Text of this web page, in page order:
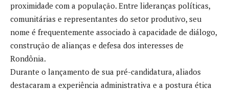
proximidade com a população. Entre lideranças políticas,
comunitárias e representantes do setor produtivo, seu
nome é frequentemente associado à capacidade de diálogo,
construção de alianças e defesa dos interesses de
Rondônia.
Durante o lançamento de sua pré-candidatura, aliados
destacaram a experiência administrativa e a postura ética